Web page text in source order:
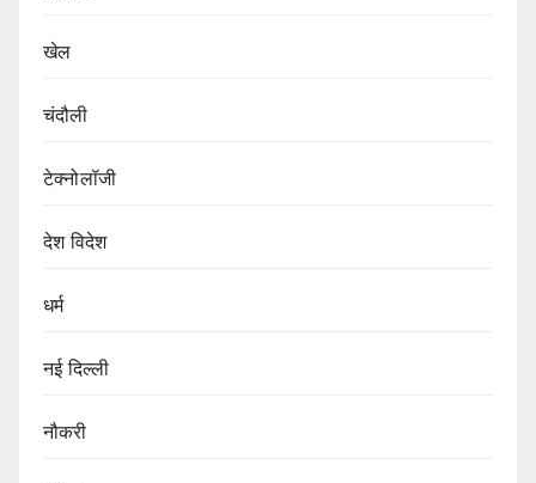
खेल
चंदौली
टेक्नोलॉजी
देश विदेश
धर्म
नई दिल्ली
नौकरी